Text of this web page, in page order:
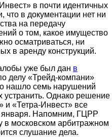
в почти идентичных
что в документации нет ни
на передачу
о том, какое имущество
осматриваться, ни
в аренду конструкций.
уже был дан в
делу «Трейд-компани»
нашло семь нарушений
устранить. Однако решение
и «Тетра-Инвест» все
января. Напомним, ГЦРР
в московском арбитражном
слушание дела.